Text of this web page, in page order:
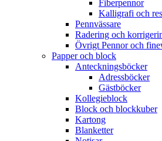
Fiberpennor
Kalligrafi och
Pennvässare
Radering och
Övrigt Pennor och
Papper och block
Anteckningsböcker
Adressböcker
Gästböcker
Kollegieblock
Block och blockkuber
Kartong
Blanketter